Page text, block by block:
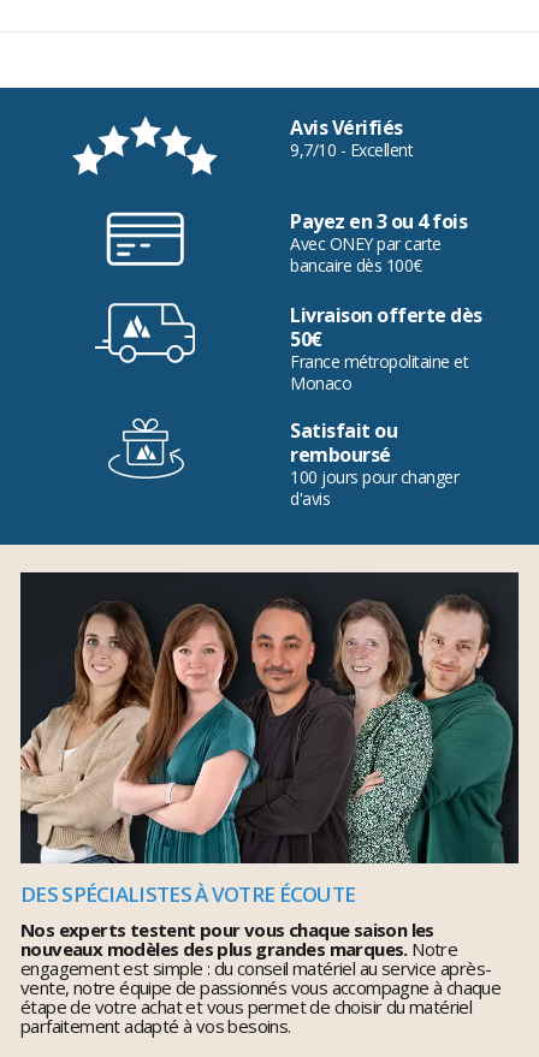
Avis Vérifiés
9,7/10 - Excellent
Payez en 3 ou 4 fois
Avec ONEY par carte
bancaire dès 100€
Livraison offerte dès
50€
France métropolitaine et
Monaco
Satisfait ou
remboursé
100 jours pour changer
d'avis
DES SPÉCIALISTES À VOTRE ÉCOUTE
Nos experts testent pour vous chaque saison les
nouveaux modèles des plus grandes marques.Notre
engagement est simple : du conseil matériel au service après-
vente, notre équipe de passionnés vous accompagne à chaque
étape de votre achat et vous permet de choisir du matériel
parfaitement adapté à vos besoins.